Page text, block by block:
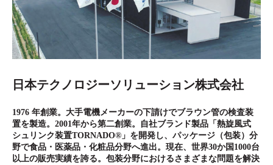
日本テクノロジーソリューション株式会社
1976 年創業。大手電機メーカーの下請けでブラウン管の検査装
置を製造。 2001年から第二創業。自社ブランド製品「熱旋風式
シュリンク装置TORNADO®」を開発し、パッケージ（包装）分
野で食品・医薬品・化粧品分野へ進出。現在、世界30か国1000台
以上の販売実績を誇る。 包装分野におけるさまざまな問題を解決